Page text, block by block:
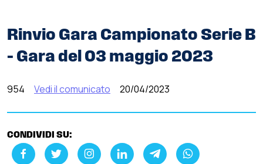
Rinvio Gara Campionato Serie B
– Gara del 03 maggio 2023
954 Vedi il comunicato 20/04/2023
CONDIVIDI SU: